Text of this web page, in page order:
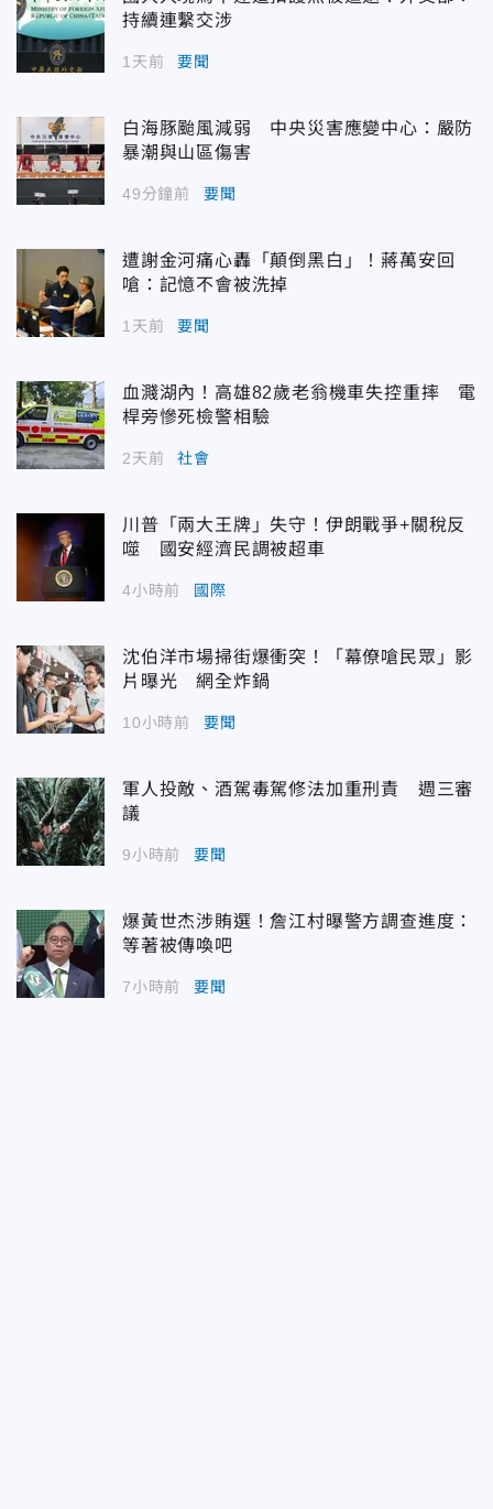
持續連繫交涉
1天前 要聞
白海豚颱風減弱 中央災害應變中心：嚴防
暴潮與山區傷害
49分鐘前 要聞
遭謝金河痛心轟「顛倒黑白」！蔣萬安回
嗆：記憶不會被洗掉
1天前 要聞
血濺湖內！高雄82歲老翁機車失控重摔 電
桿旁慘死檢警相驗
2天前 社會
川普「兩大王牌」失守！伊朗戰爭+關稅反
噬 國安經濟民調被超車
4小時前 國際
沈伯洋市場掃街爆衝突！「幕僚嗆民眾」影
片曝光 網全炸鍋
10小時前 要聞
軍人投敵、酒駕毒駕修法加重刑責 週三審
議
9小時前 要聞
爆黃世杰涉賄選！詹江村曝警方調查進度：
等著被傳喚吧
7小時前 要聞